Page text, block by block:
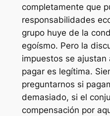
completamente que
responsabilidades
grupo huye de la
egoísmo. Pero la
impuestos se
pagar es legítima.
preguntarnos si
demasiado, si el
compensación por